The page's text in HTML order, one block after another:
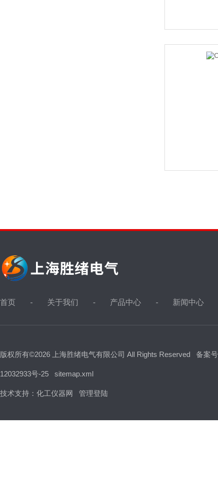
首页 关于我们 产品中心 新闻中心
版权所有©2026 上海胜绪电气有限公司 All Rights Reserved 备案
12032933号-25 sitemap.xml
技术支持： 化工仪器网 管理登陆